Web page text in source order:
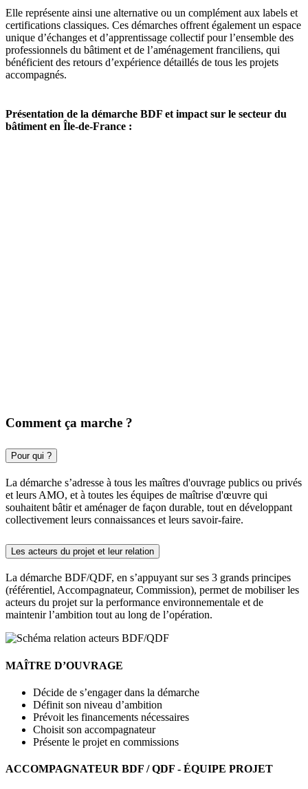
Elle représente ainsi une alternative ou un complément aux labels et
certifications classiques. Ces démarches offrent également un espace
unique d’échanges et d’apprentissage collectif pour l’ensemble des
professionnels du bâtiment et de l’aménagement franciliens, qui
bénéficient des retours d’expérience détaillés de tous les projets
accompagnés.
Présentation de la démarche BDF et impact sur le secteur du
bâtiment en Île-de-France :
Comment ça marche ?
Pour qui ?
La démarche s’adresse à tous les maîtres d'ouvrage publics ou privés
et leurs AMO, et à toutes les équipes de maîtrise d'œuvre qui
souhaitent bâtir et aménager de façon durable, tout en développant
collectivement leurs connaissances et leurs savoir-faire.
Les acteurs du projet et leur relation
La démarche BDF/QDF, en s’appuyant sur ses 3 grands principes
(référentiel, Accompagnateur, Commission), permet de mobiliser les
acteurs du projet sur la performance environnementale et de
maintenir l’ambition tout au long de l’opération.
MAÎTRE D’OUVRAGE
Décide de s’engager dans la démarche
Définit son niveau d’ambition
Prévoit les financements nécessaires
Choisit son accompagnateur
Présente le projet en commissions
ACCOMPAGNATEUR BDF / QDF - ÉQUIPE PROJET